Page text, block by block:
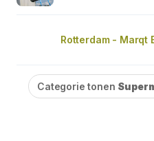
Rotterdam - Marqt
Categorie tonen